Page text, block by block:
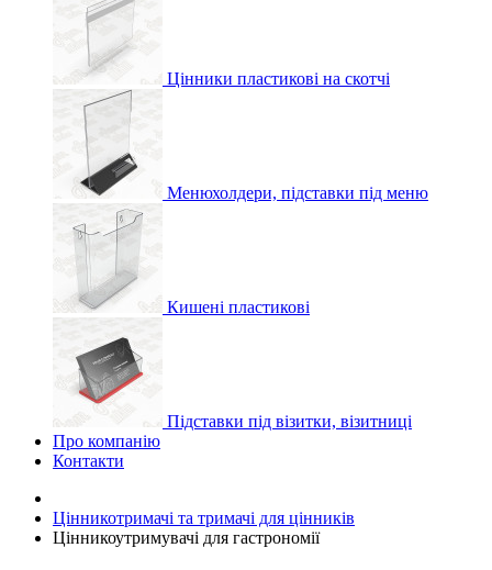
Цінники пластикові на скотчі
Менюхолдери, підставки під меню
Кишені пластикові
Підставки під візитки, візитниці
Про компанію
Контакти
Цінникотримачі та тримачі для цінників
Цінникоутримувачі для гастрономії